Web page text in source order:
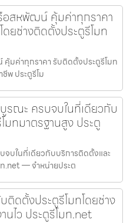
รือสหพัฒน์ คุ้มค่าทุกราคา
ยช่างติดตั้งประตูรีโมท
คุ้มค่าทุกราคา รับติดตั้งประตูรีโมท
พ ประตูรีโม
รณะ ครบจบในที่เดียวกับ
มทมาตรฐานสูง ประตู
จบในที่เดียวกับบริการติดตั้งและ
.net — จำหน่ายประต
ดตั้งประตูรีโมทโดยช่าง
ไว ประตูรีโมท.net